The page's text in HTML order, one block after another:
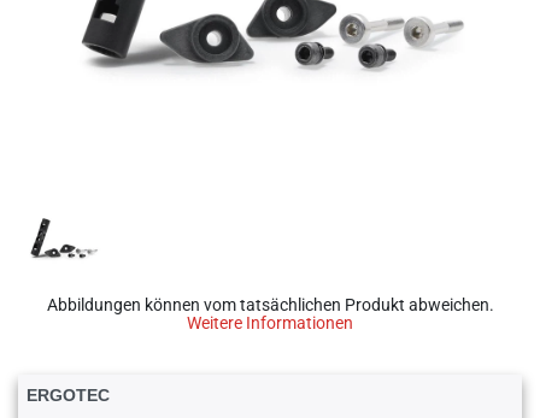
Abbildungen können vom tatsächlichen Produkt abweichen.
Weitere Informationen
ERGOTEC